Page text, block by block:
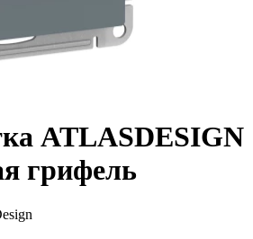
ATLASDESIGN
грифель